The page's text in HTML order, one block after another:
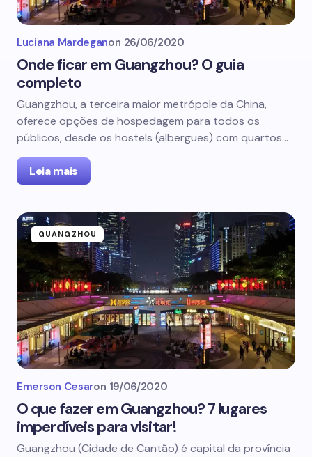
Luciana Mardeganon 26/06/2020
Onde ficar em Guangzhou? O guia
completo
Guangzhou, a terceira maior metrópole da China,
oferece opções de hospedagem para todos os
públicos, desde os hostels (albergues) com quartos…
Leia mais
GUANGZHOU
Emerson Cesaron 19/06/2020
O que fazer em Guangzhou? 7 lugares
imperdíveis para visitar!
Guangzhou (Cidade de Cantão) é capital da província